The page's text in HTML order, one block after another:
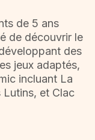
de 5 ans
de découvrir le
des
jeux adaptés,
incluant La
Lutins, et Clac
pour cet